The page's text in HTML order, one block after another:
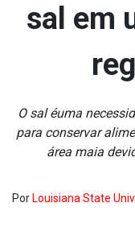
sal em
O sal éuma
para conservar
área maia
Por Louisiana State